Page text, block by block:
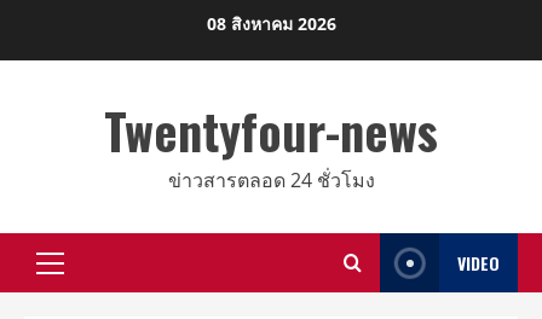
08 สิงหาคม 2026
Twentyfour-news
ข่าวสารตลอด 24 ชั่วโมง
Primary
VIDEO